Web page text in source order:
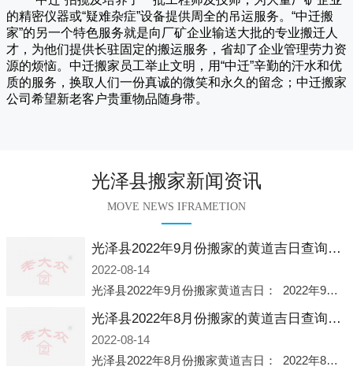
的精密仪器或“疑难杂症”设备提供周全的吊运服务。“中迁搬
家”的另一个特色服务就是向厂矿企业输送大批的专业搬迁人
才，为他们提供长驻固定的搬运服务，省却了企业管理劳力资
源的烦恼。 中迁搬家员工举止文明，用“中迁”辛勤的汗水和优
质的服务，换取人们一份真诚的微笑和永久的留念； 中迁搬家
公司希望新老客户贵重物品随身带。
光泽县搬家新闻资讯
MOVE NEWS IFRAMETION
光泽县2022年9月份搬家的黄道吉日查询大全一览表哪天适合搬家好日子
2022-08-14
光泽县2022年9月份搬家黄道吉日： 2022年9月6日 「星期二」 农历八月十一2022年9月12日 「星期一」 农历八月十七2022年9月16日 「星期五」 农历八月廿一2022年9月2
光泽县2022年8月份搬家的黄道吉日查询大全一览表哪天适合搬家好日子
2022-08-14
光泽县2022年8月份搬家黄道吉日： 2022年8月2日 「星期二」 农历七月初五2022年8月6日 「星期六」 农历七月初九2022年8月8日 「星期一」 农历七月十一2022年8月10日 「